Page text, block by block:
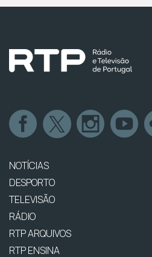
NOTÍCIAS
DESPORTO
TELEVISÃO
RÁDIO
RTP ARQUIVOS
RTP ENSINA